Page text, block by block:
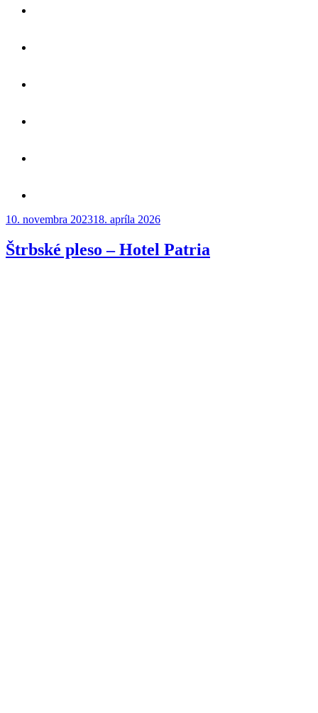
Publikované
10. novembra 202318. apríla 2026
Štrbské pleso – Hotel Patria